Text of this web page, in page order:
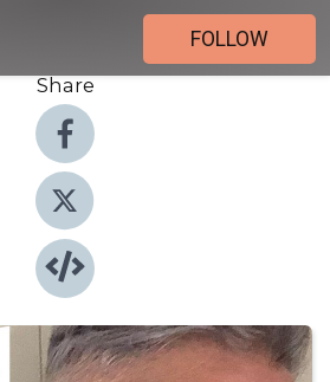
FOLLOW
Share